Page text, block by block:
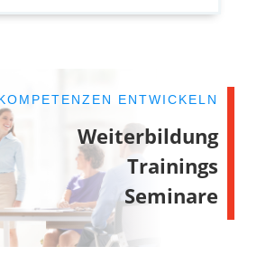
ENTWICKELN
Weiterbildung
Trainings
Seminare